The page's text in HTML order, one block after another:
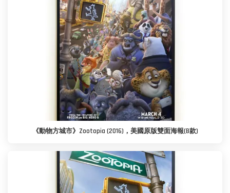
《動物方城市》Zootopia (2016)，美國原版雙面海報(B款)